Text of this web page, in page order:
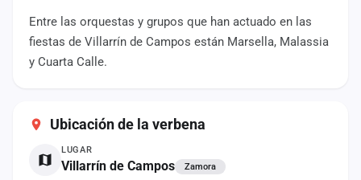
Entre las orquestas y grupos que han actuado en las
fiestas de Villarrín de Campos están Marsella, Malassia
y Cuarta Calle.
Ubicación de la verbena
LUGAR
Villarrín de Campos Zamora
Iniciar
sesión
Crear
Contacto